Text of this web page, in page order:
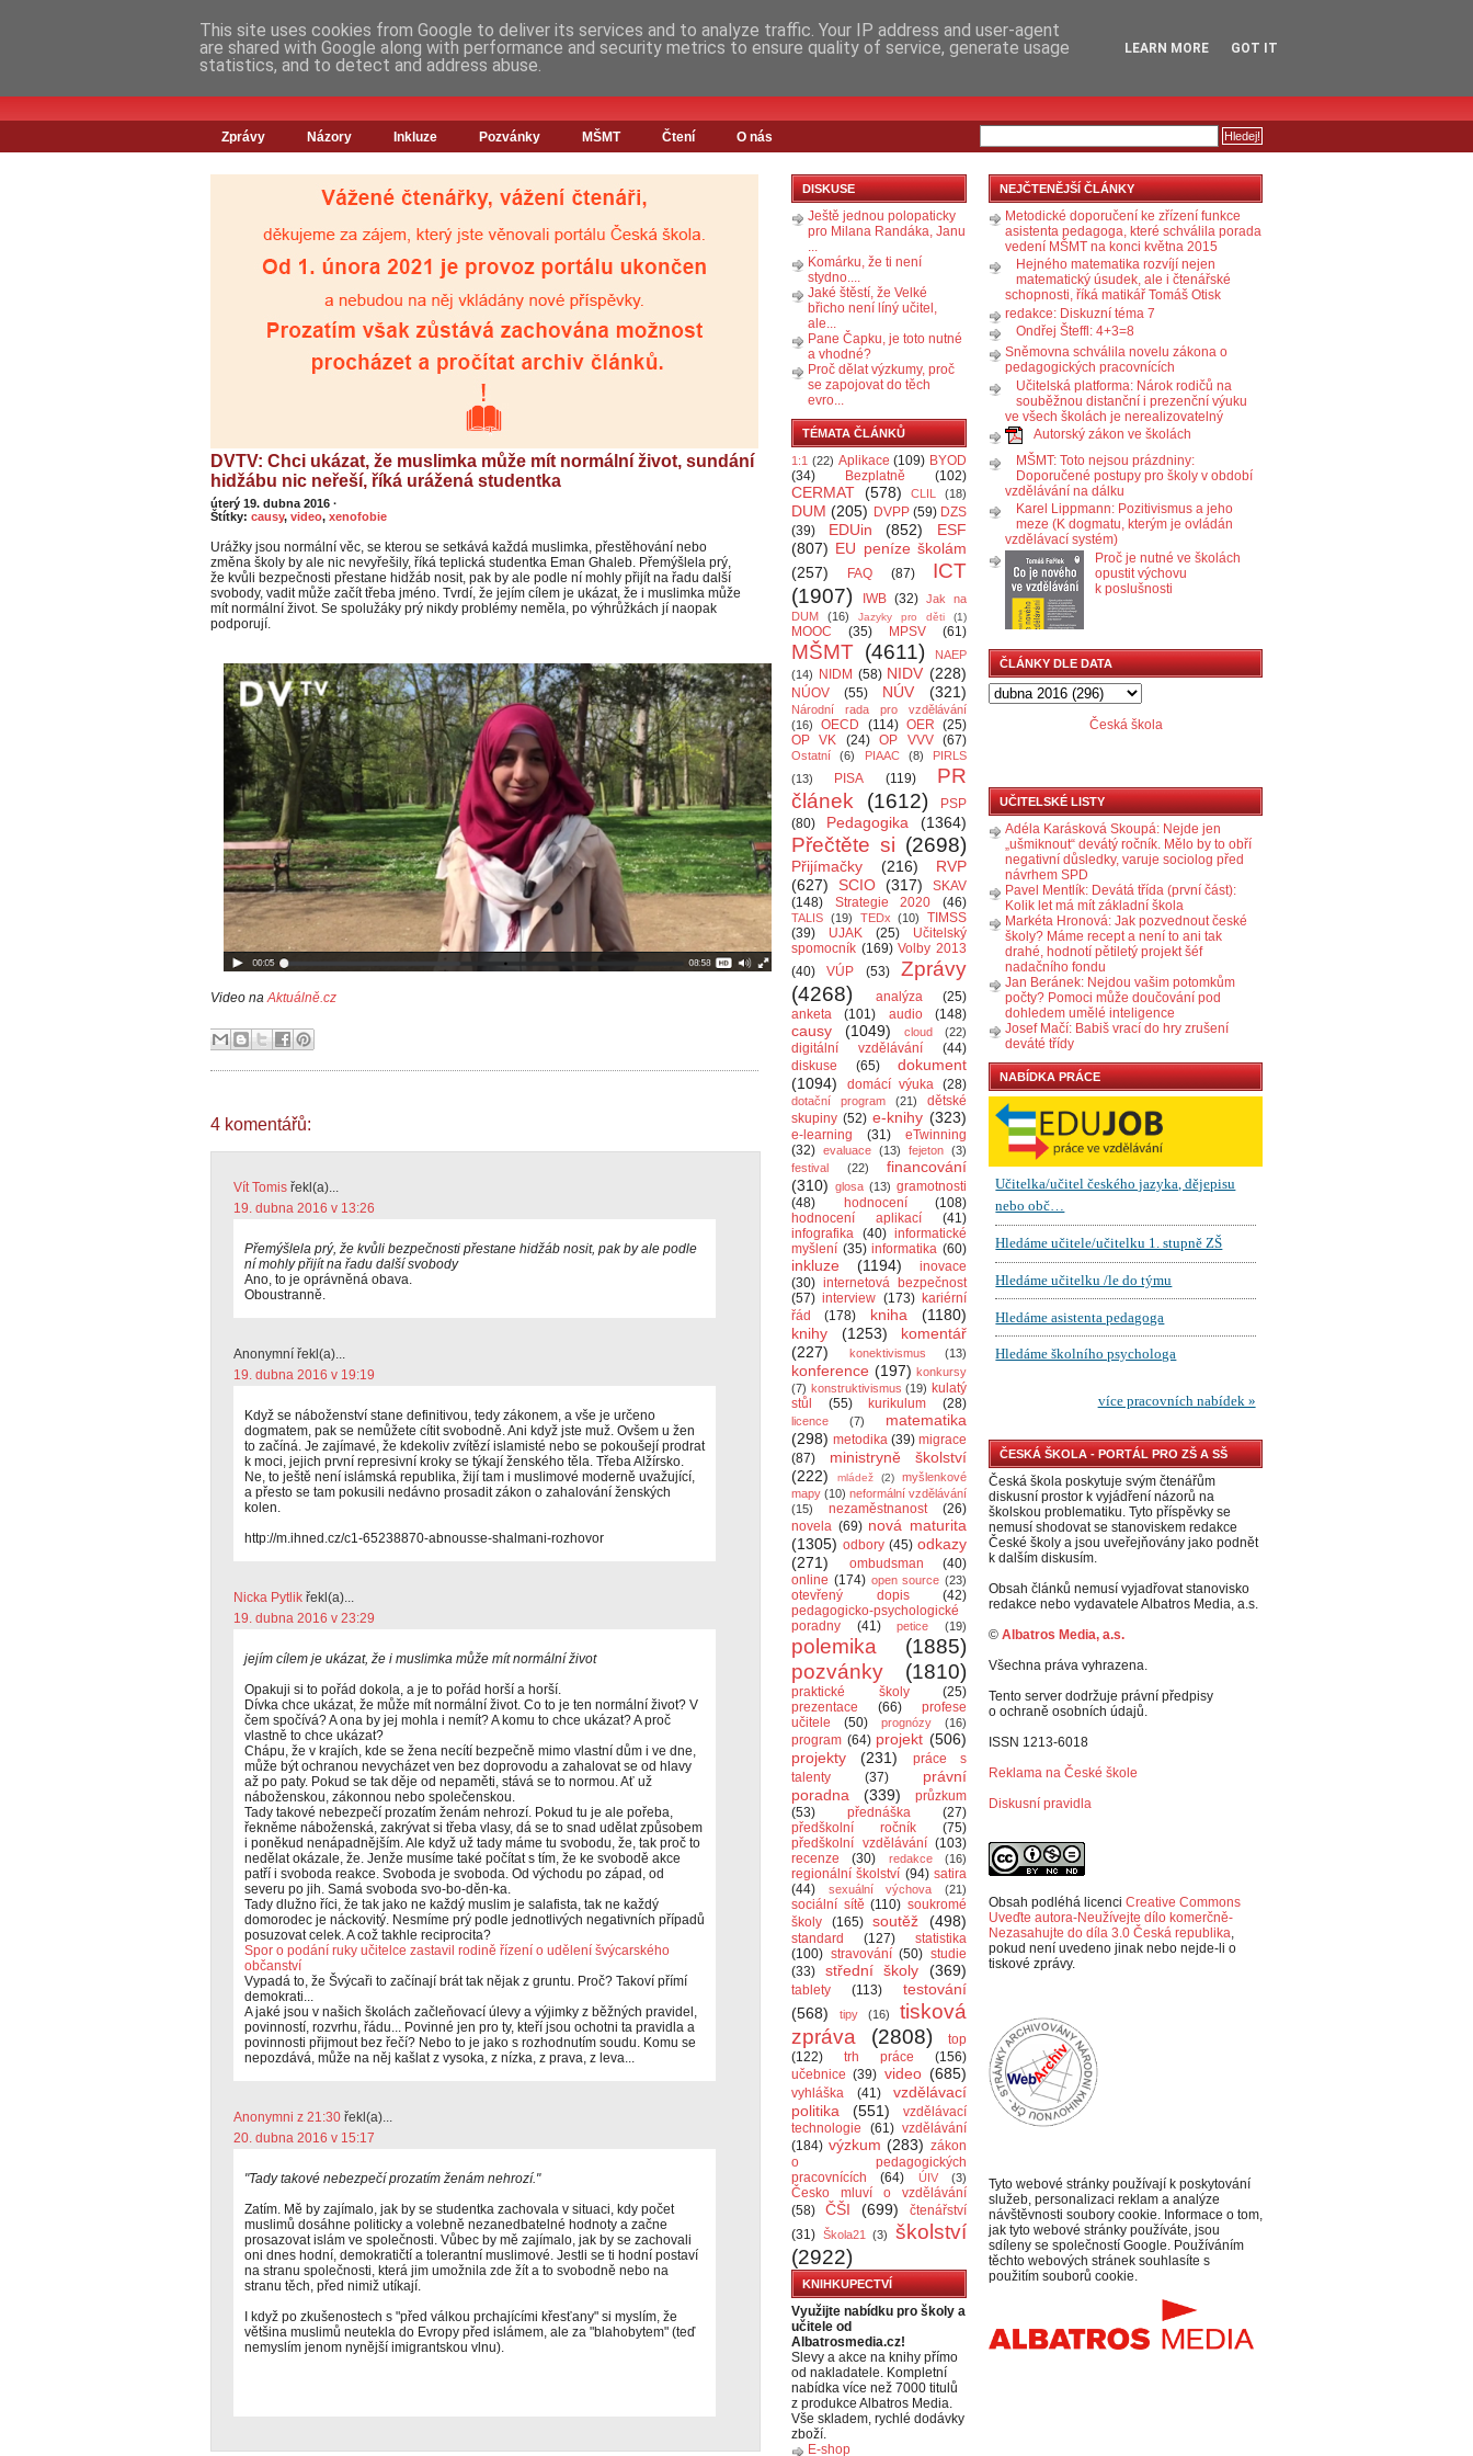
Zprávy Názory Inkluze Pozvánky MŠMT Čtení O nás
DVTV: Chci ukázat, že muslimka může mít normální život, sundání
hidžábu nic neřeší, říká urážená studentka
úterý 19. dubna 2016 ·
Štítky: causy, video, xenofobie
Urážky jsou normální věc, se kterou se setkává každá muslimka, přestěhování nebo
změna školy by ale nic nevyřešily, říká teplická studentka Eman Ghaleb. Přemýšlela prý,
že kvůli bezpečnosti přestane hidžáb nosit, pak by ale podle ní mohly přijít na řadu další
svobody, vadit může začít třeba jméno. Tvrdí, že jejím cílem je ukázat, že i muslimka může
mít normální život. Se spolužáky prý nikdy problémy neměla, po výhrůžkách jí naopak
podporují.
Video naAktuálně.cz
4 komentářů:
Vít Tomis řekl(a)...
19. dubna 2016 v 13:26
Přemýšlela prý, že kvůli bezpečnosti přestane hidžáb nosit, pak by ale podle
ní mohly přijít na řadu další svobody
Ano, to je oprávněná obava.
Oboustranně.
Anonymní řekl(a)...
19. dubna 2016 v 19:19
Když se náboženství stane definitivou, tedy zákonem, a vše je určeno
dogmatem, pak se nemůžete cítit svobodně. Ani když jste muž. Ovšem u žen
to začíná. Je zajímavé, že kdekoliv zvítězí islamisté nebo se pokoušejí prodrat
k moci, jejich první represivní kroky se týkají ženského těla. Třeba Alžírsko.
Ne, to ještě není islámská republika, žijí tam i muslimové moderně uvažující,
a přesto se tam pokusili nedávno prosadit zákon o zahalování ženských
kolen.
http://m.ihned.cz/c1-65238870-abnousse-shalmani-rozhovor
Nicka Pytlik řekl(a)...
19. dubna 2016 v 23:29
jejím cílem je ukázat, že i muslimka může mít normální život
Opakuji si to pořád dokola, a je to pořád horší a horší.
Dívka chce ukázat, že může mít normální život. Co to je ten normální život? V
čem spočívá? A ona by jej mohla i nemít? A komu to chce ukázat? A proč
vlastně to chce ukázat?
Chápu, že v krajích, kde se žena necítí bezpečně mimo vlastní dům i ve dne,
může být ochranou nevycházet ven bez doprovodu a zahalovat se od hlavy
až po paty. Pokud se tak děje od nepaměti, stává se to normou. Ať už
náboženskou, zákonnou nebo společenskou.
Tady takové nebezpečí prozatím ženám nehrozí. Pokud tu je ale pořeba,
řekněme náboženská, zakrývat si třeba vlasy, dá se to snad udělat způsobem
i poněkud nenápadnějším. Ale když už tady máme tu svobodu, že, tak proč to
nedělat okázale, že. Jenže musíme také počítat s tím, že ke svobodě akce
patří i svoboda reakce. Svoboda je svoboda. Od východu po západ, od
severu po jih. Samá svoboda svo-bo-děn-ka.
Tady dlužno říci, že tak jako ne každý muslim je salafista, tak ne každý
domorodec je náckovitý. Nesmíme prý podle jednotlivých negativních případů
posuzovat celek. A což takhle reciprocita?
Spor o podání ruky učitelce zastavil rodině řízení o udělení švýcarského
občanství
Vypadá to, že Švýcaři to začínají brát tak nějak z gruntu. Proč? Takoví přímí
demokrati...
A jaké jsou v našich školách začleňovací úlevy a výjimky z běžných pravidel,
povinností, rozvrhu, řádu... Povinné jen pro ty, kteří jsou ochotni ta pravidla a
povinnosti přijmout bez řečí? Nebo to je jako s rozhodnutím soudu. Komu se
nepozdává, může na něj kašlat z vysoka, z nízka, z prava, z leva...
Anonymni z 21:30 řekl(a)...
20. dubna 2016 v 15:17
"Tady takové nebezpečí prozatím ženám nehrozí."
Zatím. Mě by zajímalo, jak by se studentka zachovala v situaci, kdy počet
muslimů dosáhne politicky a volebně nezanedbatelné hodnoty a začne
prosazovat islám ve společnosti. Vůbec by mě zajímalo, jak by se zachovali
oni dnes hodní, demokratičtí a tolerantní muslimové. Jestli se ti hodní postaví
na stranu společnosti, která jim umožnila zde žít a to svobodně nebo na
stranu těch, před nimiž utíkají.
I když po zkušenostech s "před válkou prchajícími křesťany" si myslím, že
většina muslimů neutekla do Evropy před islámem, ale za "blahobytem" (teď
nemyslím jenom nynější imigrantskou vlnu).
DISKUSE
Ještě jednou polopaticky
pro Milana Randáka, Janu
...
Komárku, že ti není
stydno....
Jaké štěstí, že Velké
břicho není líný učitel,
ale...
Pane Čapku, je toto nutné
a vhodné?
Proč dělat výzkumy, proč
se zapojovat do těch
evro...
TÉMATA ČLÁNKŮ
1:1 (22) Aplikace (109) BYOD
(34)
Bezplatně (102)
CERMAT (578) CLIL (18)
DUM (205) DVPP (59) DZS
(39)
EDUin (852)
ESF
(807) EU peníze školám
(257)
FAQ (87)
ICT
(1907)
IWB (32) Jak na
DUM
(16) Jazyky pro děti (1)
MOOC (35) MPSV (61)
MŠMT (4611)
NAEP
(14)
NIDM (58) NIDV (228)
NÚOV (55) NÚV (321)
Národní rada pro vzdělávání
(16)
OECD (114) OER (25)
OP VK
(24) OP VVV (67)
Ostatní (6) PIAAC (8)
PIRLS
(13)
PISA (119)
PR
článek
(1612)
PSP
(80)
Pedagogika (1364)
Přečtěte si (2698)
Přijímačky (216)
RVP
(627)
SCIO (317)
SKAV
(148)
Strategie 2020 (46)
TALIS (19) TEDx (10)
TIMSS
(39)
UJAK (25)
Učitelský
spomocník (169) Volby 2013
(40)
VÚP (53)
Zprávy
(4268)
analýza
(25)
anketa
(101) audio (148)
causy (1049) cloud (22)
digitální vzdělávání
(44)
diskuse
(65)
dokument
(1094)
domácí výuka (28)
dotační program (21)
dětské
skupiny (52) e-knihy (323)
e-learning (31)
eTwinning
(32) evaluace (13) fejeton (3)
festival
(22)
financování
(310) glosa (13) gramotnosti
(48)
hodnocení
(108)
hodnocení aplikací
(41)
infografika (40) informatické
myšlení (35) informatika (60)
inkluze (1194)
inovace
(30) internetová bezpečnost
(57) interview (173) kariérní
řád
(178) kniha
(1180)
knihy
(1253)
komentář
(227)
konektivismus (13)
konference (197) konkursy
(7) konstruktivismus (19) kulatý
stůl
(55) kurikulum (28)
licence (7)
matematika
(298) metodika (39) migrace
(87)
ministryně školství
(222)
mládež (2)
myšlenkové
mapy (10) neformální vzdělávání
(15)
nezaměstnanost
(26)
novela (69) nová maturita
(1305) odbory (45) odkazy
(271)
ombudsman
(40)
online (174) open source (23)
otevřený dopis
(42)
pedagogicko-psychologické
poradny
(41) petice (19)
polemika
(1885)
pozvánky
(1810)
praktické školy
(25)
prezentace
(66)
profese
učitele
(50) prognózy (16)
program (64) projekt (506)
projekty
(231)
práce s
talenty
(37)
právní
poradna
(339)
průzkum
(53)
přednáška
(27)
předškolní ročník
(75)
předškolní vzdělávání (103)
recenze
(30) redakce (16)
regionální školství (94) satira
(44)
sexuální výchova (21)
sociální sítě (110) soukromé
školy
(165) soutěž (498)
standard (127)
statistika
(100) stravování (50) studie
(33)
střední školy (369)
tablety (113)
testování
(568)
tipy (16)
tisková
zpráva
(2808)
top
(122)
trh práce
(156)
učebnice (39) video (685)
vyhláška (41)
vzdělávací
politika
(551)
vzdělávací
technologie
(61) vzdělávání
(184) výzkum (283) zákon
o pedagogických
pracovnících
(64) ÚIV (3)
Česko mluví o vzdělávání
(58)
ČŠI (699)
čtenářství
(31) Škola21 (3)
školství
(2922)
KNIHKUPECTVÍ
Využijte nabídku pro školy a
učitele od
Albatrosmedia.cz!
Slevy a akce na knihy přímo
od nakladatele. Kompletní
nabídka více než 7000 titulů
z produkce Albatros Media.
Vše skladem, rychlé dodávky
zboží.
E-shop
NEJČTENĚJŠÍ ČLÁNKY
Metodické doporučení ke zřízení funkce
asistenta pedagoga, které schválila porada
vedení MŠMT na konci května 2015
Hejného matematika rozvíjí nejen
matematický úsudek, ale i čtenářské
schopnosti, říká matikář Tomáš Otisk
redakce: Diskuzní téma 7
Ondřej Šteffl: 4+3=8
Sněmovna schválila novelu zákona o
pedagogických pracovnících
Učitelská platforma: Nárok rodičů na
souběžnou distanční i prezenční výuku
ve všech školách je nerealizovatelný
Autorský zákon ve školách
MŠMT: Toto nejsou prázdniny:
Doporučené postupy pro školy v období
vzdělávání na dálku
Karel Lippmann: Pozitivismus a jeho
meze (K dogmatu, kterým je ovládán
vzdělávací systém)
Proč je nutné ve školách
opustit výchovu
k poslušnosti
ČLÁNKY DLE DATA
Česká škola
UČITELSKÉ LISTY
Adéla Karásková Skoupá: Nejde jen
„ušmiknout“ devátý ročník. Mělo by to obří
negativní důsledky, varuje sociolog před
návrhem SPD
Pavel Mentlík: Devátá třída (první část):
Kolik let má mít základní škola
Markéta Hronová: Jak pozvednout české
školy? Máme recept a není to ani tak
drahé, hodnotí pětiletý projekt šéf
nadačního fondu
Jan Beránek: Nejdou vašim potomkům
počty? Pomoci může doučování pod
dohledem umělé inteligence
Josef Mačí: Babiš vrací do hry zrušení
deváté třídy
NABÍDKA PRÁCE
ČESKÁ ŠKOLA - PORTÁL PRO ZŠ A SŠ
Česká škola poskytuje svým čtenářům
diskusní prostor k vyjádření názorů na
školskou problematiku. Tyto příspěvky se
nemusí shodovat se stanoviskem redakce
České školy a jsou uveřejňovány jako podnět
k dalším diskusím.
Obsah článků nemusí vyjadřovat stanovisko
redakce nebo vydavatele Albatros Media, a.s.
© Albatros Media, a.s.
Všechna práva vyhrazena.
Tento server dodržuje právní předpisy
o ochraně osobních údajů.
ISSN 1213-6018
Reklama na České škole
Diskusní pravidla
Obsah podléhá licenci Creative Commons
Uveďte autora-Neužívejte dílo komerčně-
Nezasahujte do díla 3.0 Česká republika
pokud není uvedeno jinak nebo nejde-li o
tiskové zprávy.
Tyto webové stránky používají k poskytování
služeb, personalizaci reklam a analýze
návštěvnosti soubory cookie. Informace o tom,
jak tyto webové stránky používáte, jsou
sdíleny se společností Google. Používáním
těchto webových stránek souhlasíte s
použitím souborů cookie.
This site uses cookies from Google to deliver its services and to analyze traffic. Your IP address and user-agent
are shared with Google along with performance and security metrics to ensure quality of service, generate usage
statistics, and to detect and address abuse.
LEARN MORE GOT IT